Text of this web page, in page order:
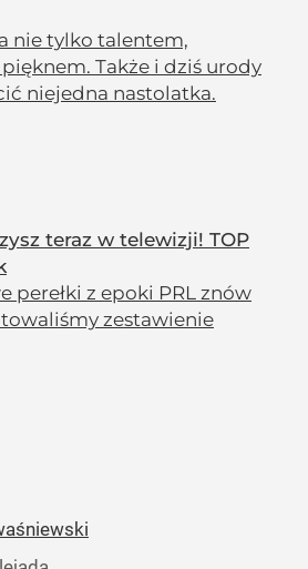
nie tylko talentem,
Także i dziś urody
niejedna nastolatka.
teraz w telewizji! TOP
perełki z epoki PRL znów
zestawienie